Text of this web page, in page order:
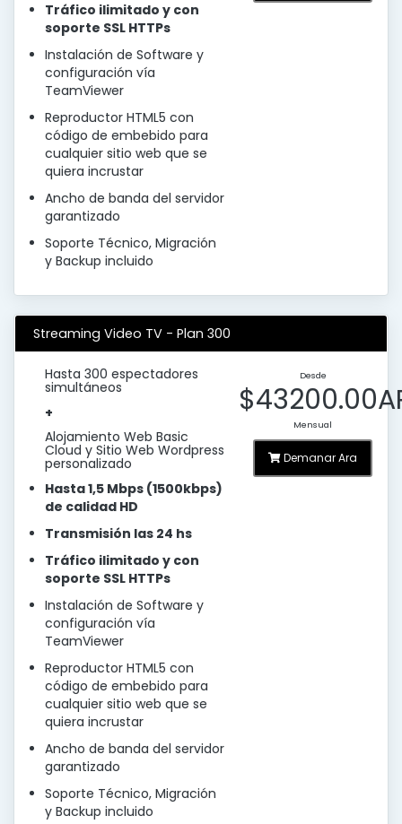
Tráfico ilimitado y con
soporte SSL HTTPs
Instalación de Software y
configuración vía
TeamViewer
Reproductor HTML5 con
código de embebido para
cualquier sitio web que se
quiera incrustar
Ancho de banda del servidor
garantizado
Soporte Técnico, Migración
y Backup incluido
Streaming Video TV - Plan 300
Hasta 300 espectadores
simultáneos
+
Alojamiento Web Basic
Cloud y Sitio Web Wordpress
personalizado
Hasta 1,5 Mbps (1500kbps)
de calidad HD
Transmisión las 24 hs
Tráfico ilimitado y con
soporte SSL HTTPs
Instalación de Software y
configuración vía
TeamViewer
Reproductor HTML5 con
código de embebido para
cualquier sitio web que se
quiera incrustar
Ancho de banda del servidor
garantizado
Soporte Técnico, Migración
y Backup incluido
Desde
Mensual
Demanar Ara